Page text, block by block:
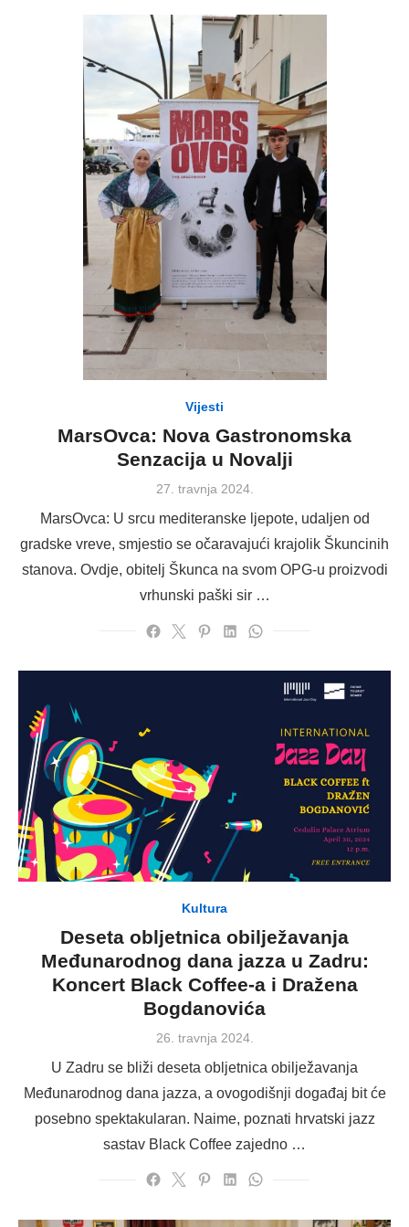
Vijesti
MarsOvca: Nova Gastronomska
Senzacija u Novalji
Posted
27. travnja 2024.
MarsOvca: U srcu mediteranske ljepote, udaljen od
gradske vreve, smjestio se očaravajući krajolik Škuncinih
stanova. Ovdje, obitelj Škunca na svom OPG-u proizvodi
vrhunski paški sir …
Kultura
Deseta obljetnica obilježavanja
Međunarodnog dana jazza u Zadru:
Koncert Black Coffee-a i Dražena
Bogdanovića
Posted
26. travnja 2024.
U Zadru se bliži deseta obljetnica obilježavanja
Međunarodnog dana jazza, a ovogodišnji događaj bit će
posebno spektakularan. Naime, poznati hrvatski jazz
sastav Black Coffee zajedno …